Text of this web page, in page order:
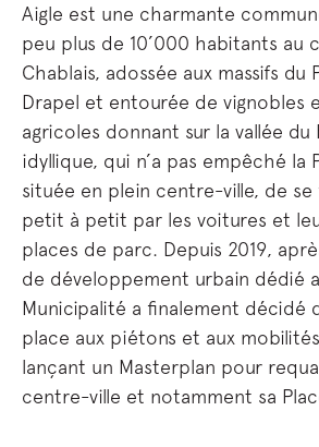
Aigle est une charmante
peu plus de 10’000 habitants au
Chablais, adossée aux massifs du
Drapel et entourée de vignobles
agricoles donnant sur la vallée du
idyllique, qui n’a pas empêché la
située en plein centre-ville, de se
petit à petit par les voitures et
places de parc. Depuis 2019,
de développement urbain dédié
Municipalité a finalement décidé
place aux piétons et aux
lançant un Masterplan pour
centre-ville et notamment sa